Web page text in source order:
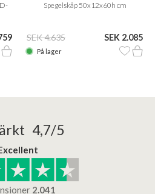
Spegelskåp 50x12x60h cm
SEK 4.635 SEK 2.085
På lager
4,7/5
2.041